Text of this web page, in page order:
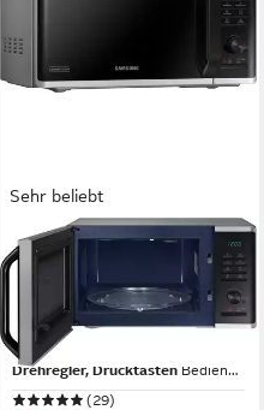
Sehr beliebt
SAMSUNG
Mikrowelle
MG2AK3515AS/EG, 23 ℓ
2300W Leistung
23 l
Kapazität
Drehregler, Drucktasten Bedienung
(29)